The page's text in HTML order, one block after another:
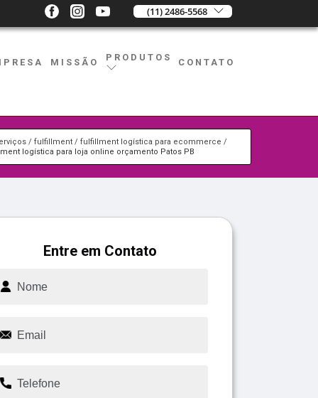
(11) 2486-5568
MISSÃO PRODUTOS CONTATO
fulfillment
fulfillment logística para ecommerce
logística para loja online orçamento Patos PB
Entre em Contato